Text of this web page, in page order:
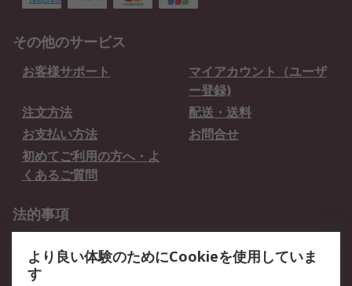
その他のサービス
お客様サポート
マイアカウント（ユーザ
ー登録)
注文方法
配送・送料
お支払い方法
お問合せ
初めてご利用の方へ・よ
くあるご質問
法的事項
クッキーポリシー
より良い体験のためにCookieを使用していま
す